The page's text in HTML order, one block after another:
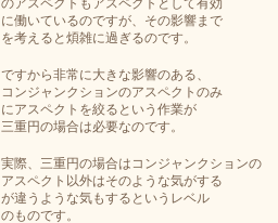
のアスペクトもアスペクトとして有効
に働いているのですが、その影響まで
を考えると煩雑に過ぎるのです。
ですから非常に大きな影響のある、
コンジャンクションのアスペクトのみ
にアスペクトを絞るという作業が
三重円の場合は必要なのです。
実際、三重円の場合はコンジャンクションの
アスペクト以外はそのような気がする
が違うような気もするというレベル
のものです。